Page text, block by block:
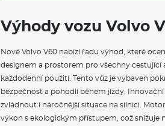
Výhody vozu Volvo
Nové Volvo V60 nabízí řadu výhod, které
designem a prostorem pro všechny cestující
každodenní použití. Tento vůz je vybaven
bezpečnost a pohodlí během jízdy.
zvládnout i náročnější situace na silnici.
výkon s ekologickým přístupem, což snižuje